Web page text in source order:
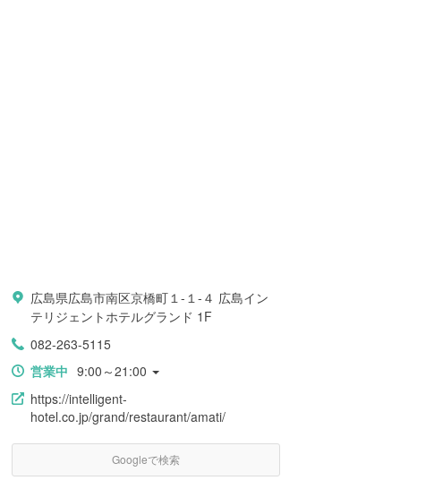
広島県広島市南区京橋町１-１-４ 広島イン
テリジェントホテルグランド 1F
082-263-5115
営業中 9:00～21:00
https://intelligent-
hotel.co.jp/grand/restaurant/amati/
Googleで検索